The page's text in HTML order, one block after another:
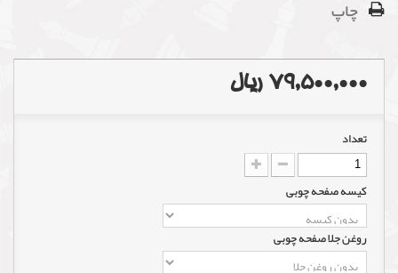
چاپ
79,500,000 ریال
تعداد
کیسه صفحه چوبی
روغن جلا صفحه چوبی